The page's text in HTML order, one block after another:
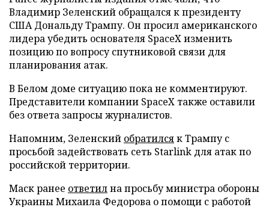
Владимир Зеленский обращался к президенту
США Дональду Трампу. Он просил американского
лидера убедить основателя SpaceX изменить
позицию по вопросу спутниковой связи для
планирования атак.
В Белом доме ситуацию пока не комментируют.
Представители компании SpaceX также оставили
без ответа запросы журналистов.
Напомним, Зеленский обратилсяк Трампу с
просьбой задействовать сеть Starlink для атак по
российской территории.
Маск ранее ответилна просьбу министра обороны
Украины Михаила Федорова о помощи с работой